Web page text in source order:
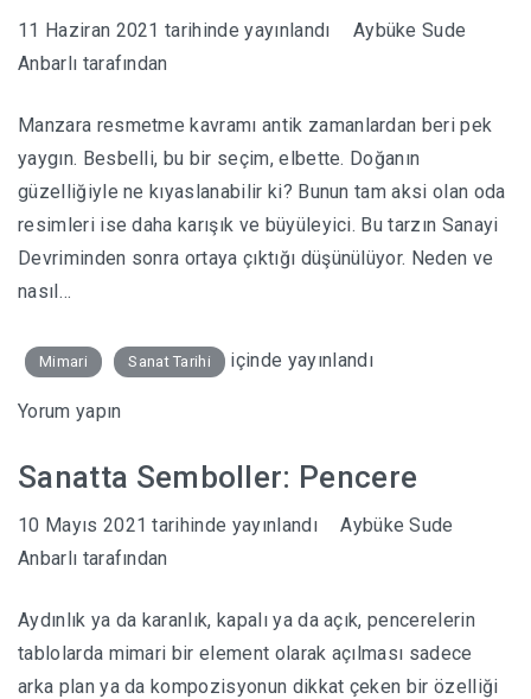
11 Haziran 2021 tarihinde yayınlandı
Aybüke Sude
Anbarlı tarafından
Manzara resmetme kavramı antik zamanlardan beri pek
yaygın. Besbelli, bu bir seçim, elbette. Doğanın
güzelliğiyle ne kıyaslanabilir ki? Bunun tam aksi olan oda
resimleri ise daha karışık ve büyüleyici. Bu tarzın Sanayi
Devriminden sonra ortaya çıktığı düşünülüyor. Neden ve
nasıl…
Mimari Sanat Tarihi içinde yayınlandı
Yorum yapın
Sanatta Semboller: Pencere
10 Mayıs 2021 tarihinde yayınlandı
Aybüke Sude
Anbarlı tarafından
Aydınlık ya da karanlık, kapalı ya da açık, pencerelerin
tablolarda mimari bir element olarak açılması sadece
arka plan ya da kompozisyonun dikkat çeken bir özelliği